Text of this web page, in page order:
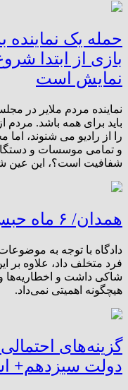
حمله یک
بازی از ابتدا
نمایش است
نماینده مردم ملایر در
باید برای همه باشد.
را از رادیو می شنوند،
و تمامی موسسات و
شفافیت است؟، این عین
همدان/ ۶ ماه حبس، حکم مرغدار متخلف
فرد متخلف داد، علاوه بر
شاکی داشت و اخطاریه‌ها و
هیچگونه اهمیتی نمی‌داد.
دولت سیزدهم+